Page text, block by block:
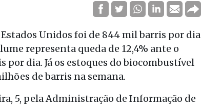
Unidos foi de 844 mil barris por dia
representa queda de 12,4% ante o
dia. Já os estoques do biocombustível
de barris na semana.
5, pela Administração de Informação de